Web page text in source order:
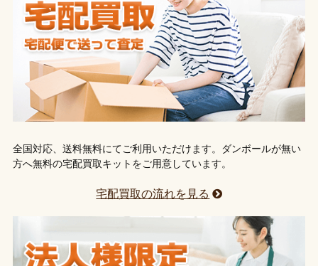
全国対応、送料無料にてご利用いただけます。ダンボールが無い
方へ無料の宅配買取キットをご用意しています。
宅配買取の流れを見る